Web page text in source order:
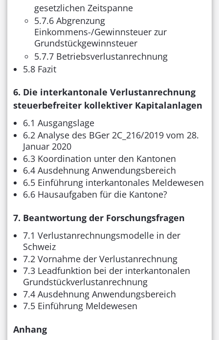
gesetzlichen Zeitspanne
5.7.6 Abgrenzung
Einkommens-/Gewinnsteuer zur
Grundstückgewinnsteuer
5.7.7 Betriebsverlustanrechnung
5.8 Fazit
6. Die interkantonale Verlustanrechnung
steuerbefreiter kollektiver Kapitalanlagen
6.1 Ausgangslage
6.2 Analyse des BGer 2C_216/2019 vom 28.
Januar 2020
6.3 Koordination unter den Kantonen
6.4 Ausdehnung Anwendungsbereich
6.5 Einführung interkantonales Meldewesen
6.6 Hausaufgaben für die Kantone?
7. Beantwortung der Forschungsfragen
7.1 Verlustanrechnungsmodelle in der
Schweiz
7.2 Vornahme der Verlustanrechnung
7.3 Leadfunktion bei der interkantonalen
Grundstückverlustanrechnung
7.4 Ausdehnung Anwendungsbereich
7.5 Einführung Meldewesen
Anhang